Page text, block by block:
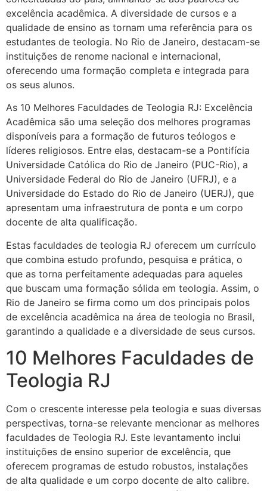
excelência acadêmica. A diversidade de cursos e a
qualidade de ensino as tornam uma referência para os
estudantes de teologia. No Rio de Janeiro, destacam-se
instituições de renome nacional e internacional,
oferecendo uma formação completa e integrada para
os seus alunos.
As 10 Melhores Faculdades de Teologia RJ: Excelência
Acadêmica são uma seleção dos melhores programas
disponíveis para a formação de futuros teólogos e
líderes religiosos. Entre elas, destacam-se a Pontifícia
Universidade Católica do Rio de Janeiro (PUC-Rio), a
Universidade Federal do Rio de Janeiro (UFRJ), e a
Universidade do Estado do Rio de Janeiro (UERJ), que
apresentam uma infraestrutura de ponta e um corpo
docente de alta qualificação.
Estas faculdades de teologia RJ oferecem um currículo
que combina estudo profundo, pesquisa e prática, o
que as torna perfeitamente adequadas para aqueles
que buscam uma formação sólida em teologia. Assim, o
Rio de Janeiro se firma como um dos principais polos
de excelência acadêmica na área de teologia no Brasil,
garantindo a qualidade e a diversidade de seus cursos.
10 Melhores Faculdades de
Teologia RJ
Com o crescente interesse pela teologia e suas diversas
perspectivas, torna-se relevante mencionar as melhores
faculdades de Teologia RJ. Este levantamento inclui
instituições de ensino superior de excelência, que
oferecem programas de estudo robustos, instalações
de alta qualidade e um corpo docente de alto calibre.